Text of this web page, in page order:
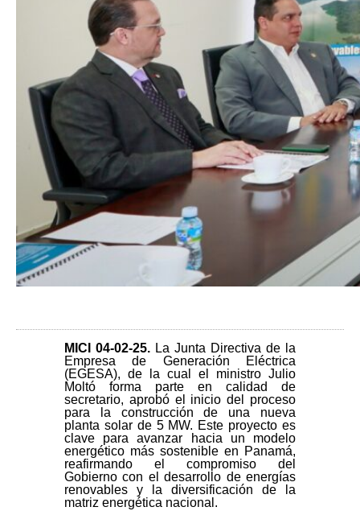
MICI 04-02-25. La Junta Directiva de la
Empresa de Generación Eléctrica
(EGESA), de la cual el ministro Julio
Moltó forma parte en calidad de
secretario, aprobó el inicio del proceso
para la construcción de una nueva
planta solar de 5 MW. Este proyecto es
clave para avanzar hacia un modelo
energético más sostenible en Panamá,
reafirmando el compromiso del
Gobierno con el desarrollo de energías
renovables y la diversificación de la
matriz energética nacional.